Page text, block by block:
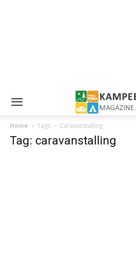
Home Tags Caravanstalling
Tag: caravanstalling